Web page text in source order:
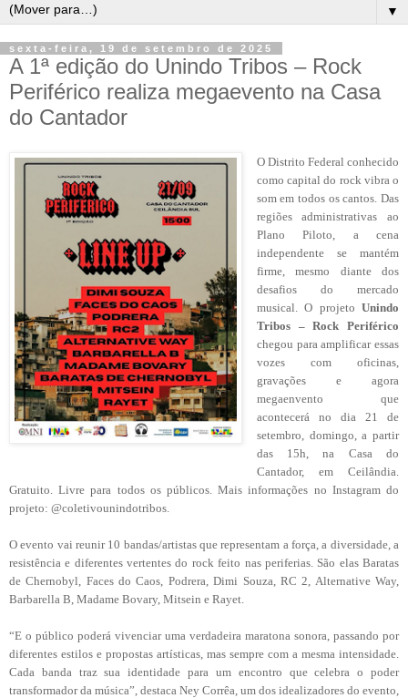
▼
sexta-feira, 19 de setembro de 2025
A 1ª edição do Unindo Tribos – Rock
Periférico realiza megaevento na Casa
do Cantador
O Distrito Federal conhecido
como capital do rock vibra o
som em todos os cantos. Das
regiões administrativas ao
Plano Piloto, a cena
independente se mantém
firme, mesmo diante dos
desafios do mercado
musical. O projeto Unindo
Tribos – Rock Periférico
chegou para amplificar essas
vozes com oficinas,
gravações e agora
megaenvento que
acontecerá no dia 21 de
setembro, domingo, a partir
das 15h, na Casa do
Cantador, em Ceilândia.
Gratuito. Livre para todos os públicos. Mais informações no Instagram do
projeto: @coletivounindotribos.
O evento vai reunir 10 bandas/artistas que representam a força, a diversidade, a
resistência e diferentes vertentes do rock feito nas periferias. São elas Baratas
de Chernobyl, Faces do Caos, Podrera, Dimi Souza, RC 2, Alternative Way,
Barbarella B, Madame Bovary, Mitsein e Rayet.
“E o público poderá vivenciar uma verdadeira maratona sonora, passando por
diferentes estilos e propostas artísticas, mas sempre com a mesma intensidade.
Cada banda traz sua identidade para um encontro que celebra o poder
transformador da música”, destaca Ney Corrêa, um dos idealizadores do evento,